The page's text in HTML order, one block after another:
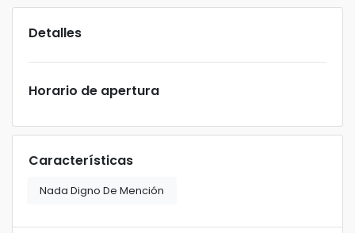
Detalles
Horario de apertura
Características
Nada Digno De Mención